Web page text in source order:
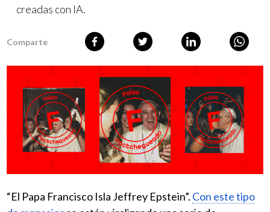
creadas con IA.
Comparte
“El Papa Francisco Isla Jeffrey Epstein”. Con este tipo